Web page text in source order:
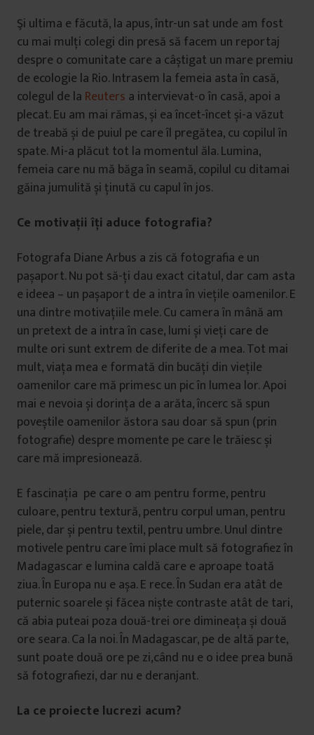
Şi ultima e făcută, la apus, într-un sat unde am fost
cu mai mulți colegi din presă să facem un reportaj
despre o comunitate care a câștigat un mare premiu
de ecologie la Rio. Intrasem la femeia asta în casă,
colegul de la Reuters a intervievat-o în casă, apoi a
plecat. Eu am mai rămas, și ea încet-încet și-a văzut
de treabă și de puiul pe care îl pregătea, cu copilul în
spate. Mi-a plăcut tot la momentul ăla. Lumina,
femeia care nu mă băga în seamă, copilul cu ditamai
găina jumulită și ținută cu capul în jos.
Ce motivații îți aduce fotografia?
Fotografa Diane Arbus a zis că fotografia e un
pașaport. Nu pot să-ți dau exact citatul, dar cam asta
e ideea – un pașaport de a intra în viețile oamenilor. E
una dintre motivațiile mele. Cu camera în mână am
un pretext de a intra în case, lumi și vieți care de
multe ori sunt extrem de diferite de a mea. Tot mai
mult, viața mea e formată din bucăți din viețile
oamenilor care mă primesc un pic în lumea lor. Apoi
mai e nevoia și dorința de a arăta, încerc să spun
poveștile oamenilor ăstora sau doar să spun (prin
fotografie) despre momente pe care le trăiesc și
care mă impresionează.
E fascinația pe care o am pentru forme, pentru
culoare, pentru textură, pentru corpul uman, pentru
piele, dar și pentru textil, pentru umbre. Unul dintre
motivele pentru care îmi place mult să fotografiez în
Madagascar e lumina caldă care e aproape toată
ziua. În Europa nu e așa. E rece. În Sudan era atât de
puternic soarele și făcea niște contraste atât de tari,
că abia puteai poza două-trei ore dimineața și două
ore seara. Ca la noi. În Madagascar, pe de altă parte,
sunt poate două ore pe zi,când nu e o idee prea bună
să fotografiezi, dar nu e deranjant.
La ce proiecte lucrezi acum?